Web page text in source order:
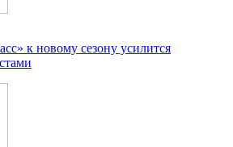
к новому сезону усилится